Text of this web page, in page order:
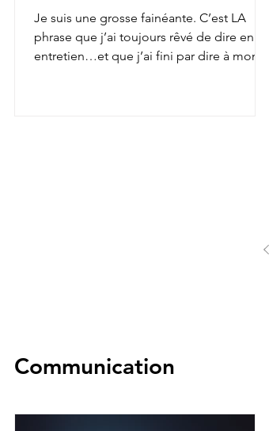
Je suis une grosse fainéante. C’est LA
phrase que j’ai toujours rêvé de dire en
entretien…et que j’ai fini par dire à mon
Communication